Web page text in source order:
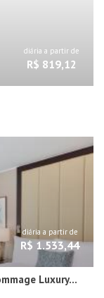
diária a partir de
R$ 819,12
diária a partir de
R$ 1.533,44
Hotel Kö59 Düsseldorf - Member of Hommage Luxury Hotels Collection